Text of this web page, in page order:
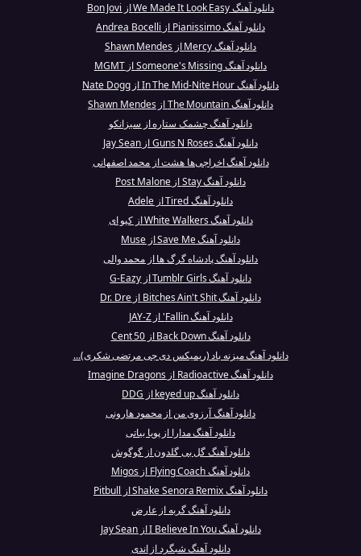
دانلود آهنگ We Made It Look Easy از Bon Jovi
دانلود آهنگ Pianissimo از Andrea Bocelli
دانلود آهنگ Mercy از Shawn Mendes
دانلود آهنگ Someone's Missing از MGMT
دانلود آهنگ In The Mid-Nite Hour از Nate Dogg
دانلود آهنگ The Mountain از Shawn Mendes
دانلود آهنگ چشمک ستاره از سیزانکو
دانلود آهنگ Guns N Roses از Jay Sean
دانلود آهنگ اخراجی‌ها هشت از محمد اصفهانی
دانلود آهنگ Stay از Post Malone
دانلود آهنگ Tired از Adele
دانلود آهنگ White Walkers از کیو ای
دانلود آهنگ Save Me از Muse
دانلود آهنگ پادشاه گرگ ها از محمد والی
دانلود آهنگ Tumblr Girls از G-Eazy
دانلود آهنگ Bitches Ain't Shit از Dr. Dre
دانلود آهنگ Fallin' از JAY-Z
دانلود آهنگ Back Down از 50 Cent
دانلود آهنگ میزنه باد (ریمیکس دی جی مرتضی شکری)...
دانلود آهنگ Radioactive از Imagine Dragons
دانلود آهنگ keyed up از DDG
دانلود آهنگ آرزوی من از محمود هارونی
دانلود آهنگ مدارا از پویا بیاتی
دانلود آهنگ گل بی گلدون از گوگوش
دانلود آهنگ Flying Coach از Migos
دانلود آهنگ Shake Senora Remix از Pitbull
دانلود آهنگ گربه از عارض
دانلود آهنگ I Believe In You از Jay Sean
دانلود آهنگ شبگرد از اندی